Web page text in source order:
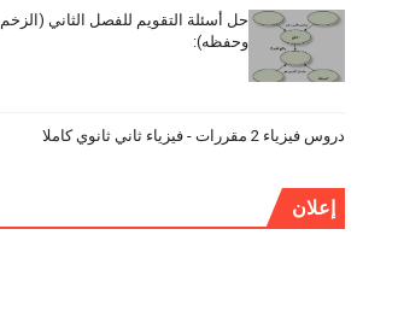
حل أسئلة التقويم للفصل الثاني (الزخم
وحفظه):
دروس فيزياء 2 مقررات - فيزياء ثاني ثانوي كاملا
إعلان